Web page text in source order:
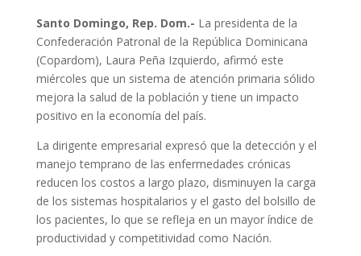
Santo Domingo, Rep. Dom.- La presidenta de la
Confederación Patronal de la República Dominicana
(Copardom), Laura Peña Izquierdo, afirmó este
miércoles que un sistema de atención primaria sólido
mejora la salud de la población y tiene un impacto
positivo en la economía del país.
La dirigente empresarial expresó que la detección y el
manejo temprano de las enfermedades crónicas
reducen los costos a largo plazo, disminuyen la carga
de los sistemas hospitalarios y el gasto del bolsillo de
los pacientes, lo que se refleja en un mayor índice de
productividad y competitividad como Nación.